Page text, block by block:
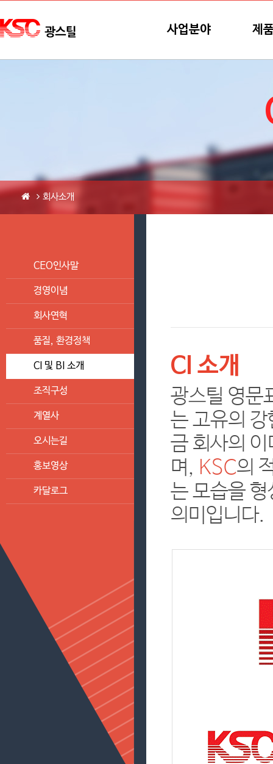
메뉴바로가기
사업분야 제
CEO인사말
경영이념
회사연혁
품질, 환경정책
CI 및 BI 소개
조직구성
계열사
오시는길
홍보영상
카달로그
회사소개
CI 소개
광스틸 영문
는 고유의
금 회사의
며, KSC의
는 모습을
의미입니다.